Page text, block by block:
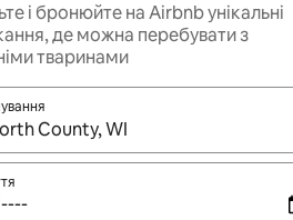
і бронюйте на Airbnb унікальні
де можна перебувати з
тваринами
результати пошуку,